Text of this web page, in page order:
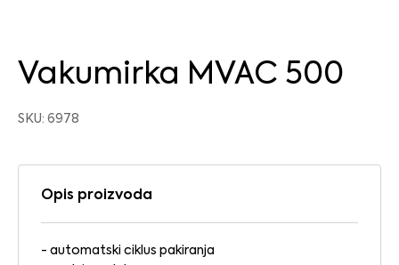
Vakumirka MVAC 500
SKU: 6978
Opis proizvoda
- automatski ciklus pakiranja